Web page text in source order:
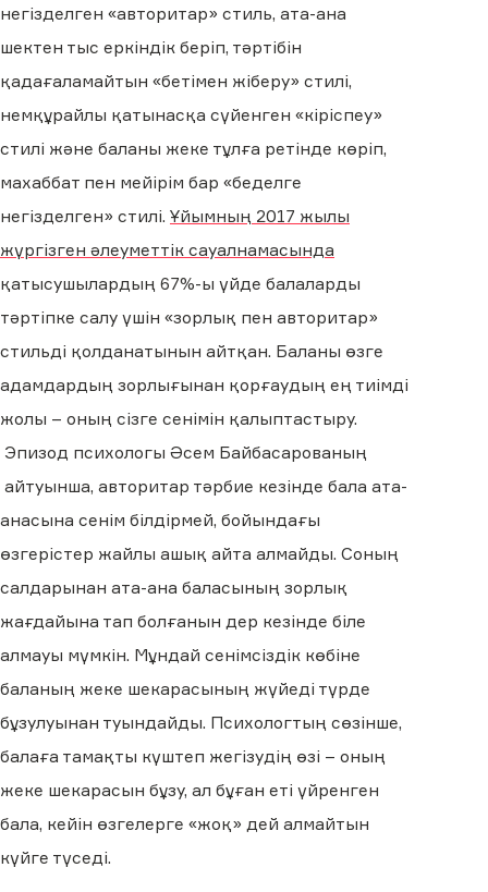
негізделген «авторитар» стиль, ата-ана
шектен тыс еркіндік беріп, тәртібін
қадағаламайтын «бетімен жіберу» стилі,
немқұрайлы қатынасқа сүйенген «кіріспеу»
стилі және баланы жеке тұлға ретінде көріп,
махаббат пен мейірім бар «беделге
негізделген» стилі. Ұйымның 2017 жылы
жүргізген әлеуметтік сауалнамасында
қатысушылардың 67%-ы үйде балаларды
тәртіпке салу үшін «зорлық пен авторитар»
стильді қолданатынын айтқан. Баланы өзге
адамдардың зорлығынан қорғаудың ең тиімді
жолы – оның сізге сенімін қалыптастыру.
Эпизод психологы Әсем Байбасарованың
айтуынша, авторитар тәрбие кезінде бала ата-
анасына сенім білдірмей, бойындағы
өзгерістер жайлы ашық айта алмайды. Соның
салдарынан ата-ана баласының зорлық
жағдайына тап болғанын дер кезінде біле
алмауы мүмкін. Мұндай сенімсіздік көбіне
баланың жеке шекарасының жүйеді түрде
бұзулуынан туындайды. Психологтың сөзінше,
балаға тамақты күштеп жегізудің өзі – оның
жеке шекарасын бұзу, ал бұған еті үйренген
бала, кейін өзгелерге «жоқ» дей алмайтын
күйге түседі.